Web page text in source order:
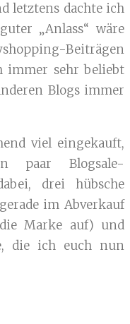
letztens dachte ich
„Anlass“ wäre
Beiträgen
immer sehr beliebt
Blogs immer
viel eingekauft,
paar Blogsale-
drei hübsche
im Abverkauf
Marke auf) und
die ich euch nun